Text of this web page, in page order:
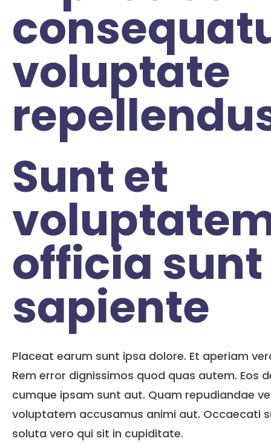
voluptate
Sunt et
officia sunt
sapiente
Placeat earum sunt ipsa dolore. Et aperiam
Rem error dignissimos quod quas autem. Eos
cumque ipsam sunt aut. Quam repudiandae
voluptatem accusamus animi aut. Occaecati
soluta vero qui sit in cupiditate.